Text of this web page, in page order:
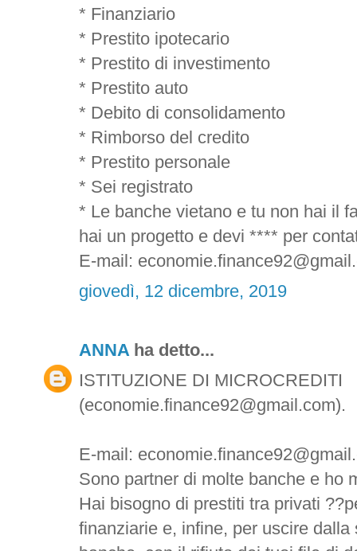
* Finanziario
* Prestito ipotecario
* Prestito di investimento
* Prestito auto
* Debito di consolidamento
* Rimborso del credito
* Prestito personale
* Sei registrato
* Le banche vietano e tu non hai il
hai un progetto e devi **** per
E-mail:
giovedì, 12 dicembre, 2019
ANNA ha detto...
ISTITUZIONE DI MICROCREDITI
(economie.finance92@gmail.com).
E-mail:
Sono partner di molte banche e ho
Hai bisogno di prestiti tra privati
finanziarie e, infine, per uscire